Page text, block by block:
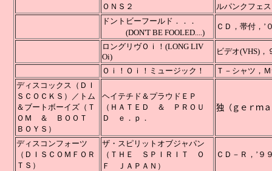
ＯＮＳ２
ルパンクフェ
ドントビーフールド．．．
(DON'T BE FOOLED....)
ＣＤ，
ロングリヴＯｉ！ (LONG LIV
Oi)
ビデオ
Ｏｉ！Ｏｉ！ミュージック！
Ｔ－シャツ
ディスコックス（ＤＩ
ＳＣＯＣＫＳ）／トム
＆ブートボーイズ（Ｔ
ＯＭ ＆ ＢＯＯＴ
ＢＯＹＳ）
ヘイテチド＆プラウドＥＰ
（ＨＡＴＥＤ ＆ ＰＲＯＵ
Ｄ ｅ．ｐ．
独（ｇｅｒｍ
ディスコンフォーツ
（ＤＩＳＣＯＭＦＯＲ
ＴＳ）
ザ・スピリットオブジャパン
（ＴＨＥ ＳＰＩＲＩＴ Ｏ
Ｆ ＪＡＰＡＮ）
ＣＤ－Ｒ，’